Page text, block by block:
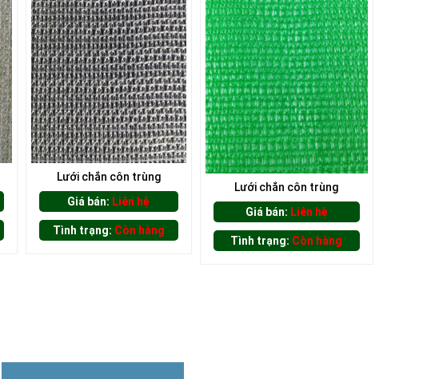
Lưới chắn côn trùng
Giá bán: Liên hệ
Tình trạng: Còn hàng
Lưới chắn côn trùng
Giá bán: Liên hệ
Tình trạng: Còn hàng